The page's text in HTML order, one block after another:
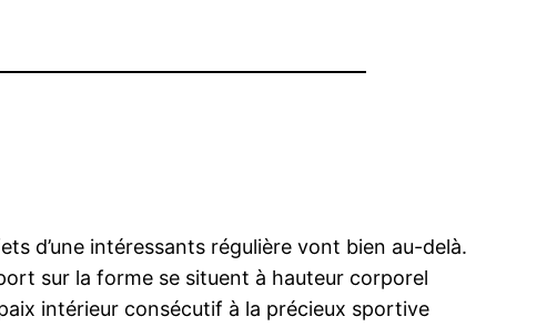
d’une intéressants régulière vont bien au-delà.
sur la forme se situent à hauteur corporel
intérieur consécutif à la précieux sportive